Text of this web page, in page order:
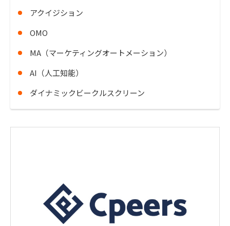
アクイジション
OMO
MA（マーケティングオートメーション）
AI（人工知能）
ダイナミックビークルスクリーン